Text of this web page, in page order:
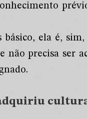
básico, ela é,
precisa ser